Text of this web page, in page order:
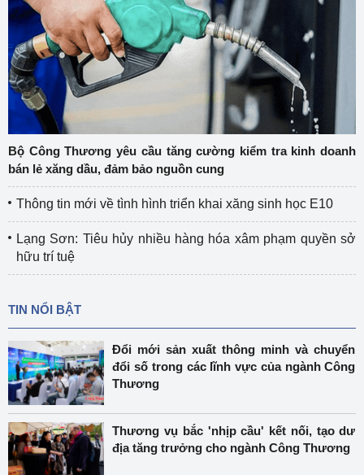
Bộ Công Thương yêu cầu tăng cường kiểm tra kinh doanh
bán lẻ xăng dầu, đảm bảo nguồn cung
Thông tin mới về tình hình triển khai xăng sinh học E10
Lạng Sơn: Tiêu hủy nhiều hàng hóa xâm phạm quyền sở
hữu trí tuệ
TIN NỔI BẬT
Đổi mới sản xuất thông minh và chuyển
đổi số trong các lĩnh vực của ngành Công
Thương
Thương vụ bắc 'nhịp cầu' kết nối, tạo dư
địa tăng trưởng cho ngành Công Thương